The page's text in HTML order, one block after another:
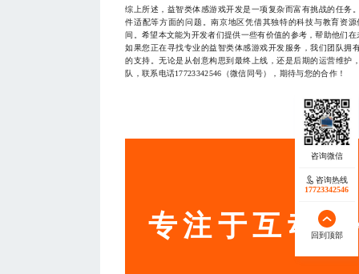
综上所述，益智类体感游戏开发是一项复杂而富有挑战的任务
件适配等方面的问题。南京地区凭借其独特的科技与教育资
间。希望本文能为开发者们提供一些有价值的参考，帮助他们
如果您正在寻找专业的益智类体感游戏开发服务，我们团队拥
的支持。无论是从创意构思到最终上线，还是后期的运营维护
队，联系电话17723342546（微信同号），期待与您的合作！
— THE
服务
专注于互动
咨询热线
17723342546
回到顶部